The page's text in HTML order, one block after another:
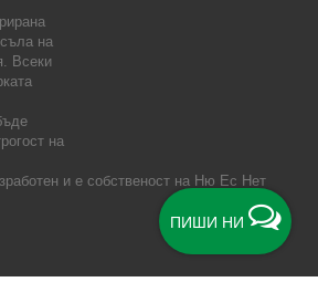
ПИШИ НИ
на
Всеки
на
и е собственост на Ню Ес Нет